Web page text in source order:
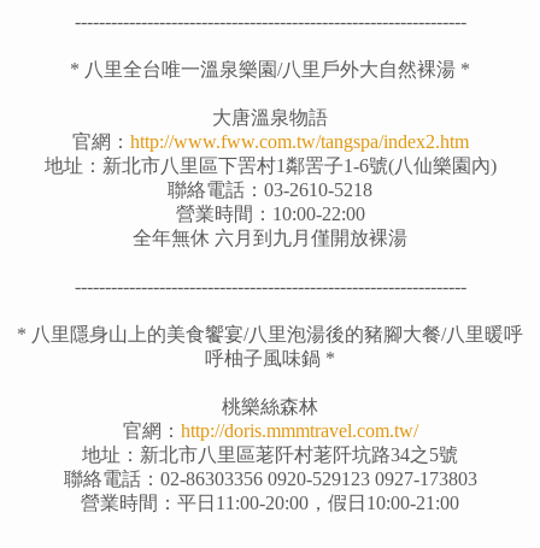
-----------------------------------------------------------------
* 八里全台唯一溫泉樂園/八里戶外大自然裸湯 *
大唐溫泉物語
官網： http://www.fww.com.tw/tangspa/index2.htm
地址：新北市八里區下罟村1鄰罟子1-6號(八仙樂園內)
聯絡電話：03-2610-5218
營業時間：10:00-22:00
全年無休 六月到九月僅開放裸湯
-----------------------------------------------------------------
* 八里隱身山上的美食饗宴/八里泡湯後的豬腳大餐/八里暖呼
呼柚子風味鍋 *
桃樂絲森林
官網 ： http://doris.mmmtravel.com.tw/
地址：新北市八里區荖阡村荖阡坑路34之5號
聯絡電話：02-86303356 0920-529123 0927-173803
營業時間 ： 平日11:00-20:00，假日10:00-21:00